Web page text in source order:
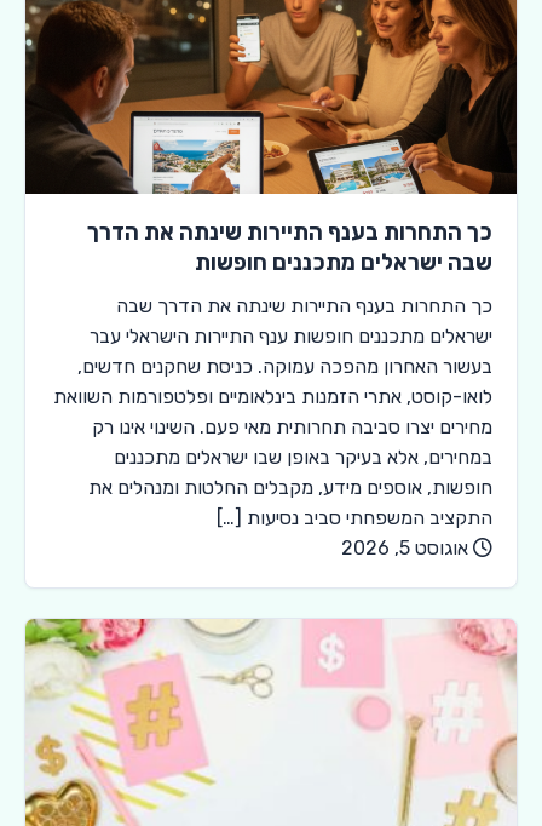
כך התחרות בענף התיירות שינתה את הדרך
שבה ישראלים מתכננים חופשות
כך התחרות בענף התיירות שינתה את הדרך שבה
ישראלים מתכננים חופשות ענף התיירות הישראלי עבר
בעשור האחרון מהפכה עמוקה. כניסת שחקנים חדשים,
לואו-קוסט, אתרי הזמנות בינלאומיים ופלטפורמות השוואת
מחירים יצרו סביבה תחרותית מאי פעם. השינוי אינו רק
במחירים, אלא בעיקר באופן שבו ישראלים מתכננים
חופשות, אוספים מידע, מקבלים החלטות ומנהלים את
התקציב המשפחתי סביב נסיעות […]
אוגוסט 5, 2026